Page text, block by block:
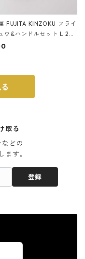
FUJITA KINZOKU フライ
ウ&ハンドルセット L 24c
・IH対応 鉄フライパン
取る
どの
ます。
登録